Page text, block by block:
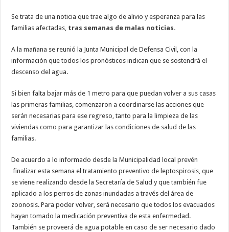
Se trata de una noticia que trae algo de alivio y esperanza para las
familias afectadas, tras semanas de malas noticias.
A la mañana se reunió la Junta Municipal de Defensa Civil, con la
información que todos los pronósticos indican que se sostendrá el
descenso del agua.
Si bien falta bajar más de 1 metro para que puedan volver a sus casas
las primeras familias, comenzaron a coordinarse las acciones que
serán necesarias para ese regreso, tanto para la limpieza de las
viviendas como para garantizar las condiciones de salud de las
familias.
De acuerdo a lo informado desde la Municipalidad local prevén
finalizar esta semana el tratamiento preventivo de leptospirosis, que
se viene realizando desde la Secretaría de Salud y que también fue
aplicado a los perros de zonas inundadas a través del área de
zoonosis. Para poder volver, será necesario que todos los evacuados
hayan tomado la medicación preventiva de esta enfermedad.
También se proveerá de agua potable en caso de ser necesario dado